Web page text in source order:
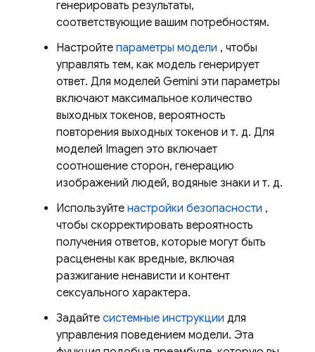
генерировать результаты,
соответствующие вашим потребностям.
Настройте параметры модели , чтобы
управлять тем, как модель генерирует
ответ. Для моделей Gemini эти параметры
включают максимальное количество
выходных токенов, вероятность
повторения выходных токенов и т. д. Для
моделей Imagen это включает
соотношение сторон, генерацию
изображений людей, водяные знаки и т. д.
Используйте настройки безопасности ,
чтобы скорректировать вероятность
получения ответов, которые могут быть
расценены как вредные, включая
разжигание ненависти и контент
сексуального характера.
Задайте системные инструкции для
управления поведением модели. Эта